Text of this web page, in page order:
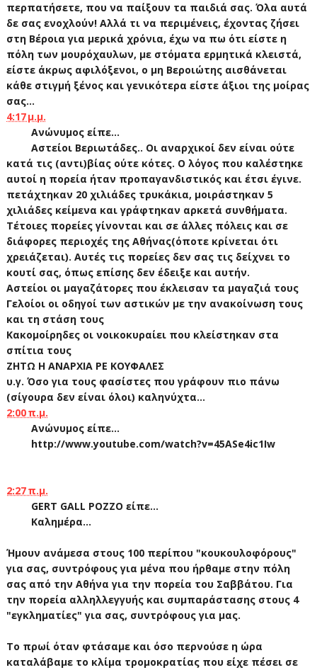
περπατήσετε, που να παίξουν τα παιδιά σας. Όλα αυτά
δε σας ενοχλούν! Αλλά τι να περιμένεις, έχοντας ζήσει
στη Βέροια για μερικά χρόνια, έχω να πω ότι είστε η
πόλη των μουρόχαυλων, με στόματα ερμητικά κλειστά,
είστε άκρως αφιλόξενοι, ο μη Βεροιώτης αισθάνεται
κάθε στιγμή ξένος και γενικότερα είστε άξιοι της μοίρας
σας...
4:17 μ.μ.
Ανώνυμος είπε...
Αστείοι Βεριωτάδες.. Οι αναρχικοί δεν είναι ούτε
κατά τις (αντι)βίας ούτε κότες. Ο λόγος που καλέστηκε
αυτοί η πορεία ήταν προπαγανδιστικός και έτσι έγινε.
πετάχτηκαν 20 χιλιάδες τρυκάκια, μοιράστηκαν 5
χιλιάδες κείμενα και γράφτηκαν αρκετά συνθήματα.
Τέτοιες πορείες γίνονται και σε άλλες πόλεις και σε
διάφορες περιοχές της Αθήνας(όποτε κρίνεται ότι
χρειάζεται). Αυτές τις πορείες δεν σας τις δείχνει το
κουτί σας, όπως επίσης δεν έδειξε και αυτήν.
Αστείοι οι μαγαζάτορες που έκλεισαν τα μαγαζιά τους
Γελοίοι οι οδηγοί των αστικών με την ανακοίνωση τους
και τη στάση τους
Κακομοίρηδες οι νοικοκυραίει που κλείστηκαν στα
σπίτια τους
ΖΗΤΩ Η ΑΝΑΡΧΙΑ ΡΕ ΚΟΥΦΑΛΕΣ
υ.γ. Όσο για τους φασίστες που γράφουν πιο πάνω
(σίγουρα δεν είναι όλοι) καληνύχτα...
2:00 π.μ.
Ανώνυμος είπε...
http://www.youtube.com/watch?v=45ASe4ic1Iw
2:27 π.μ.
GERT GALL POZZO είπε...
Καλημέρα...
Ήμουν ανάμεσα στους 100 περίπου "κουκουλοφόρους"
για σας, συντρόφους για μένα που ήρθαμε στην πόλη
σας από την Αθήνα για την πορεία του Σαββάτου. Για
την πορεία αλληλλεγγυής και συμπαράστασης στους 4
"εγκληματίες" για σας, συντρόφους για μας.
Το πρωί όταν φτάσαμε και όσο περνούσε η ώρα
καταλάβαμε το κλίμα τρομοκρατίας που είχε πέσει σε